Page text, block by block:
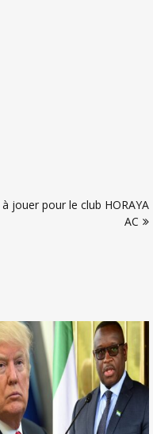
jouer pour le club HORAYA
AC